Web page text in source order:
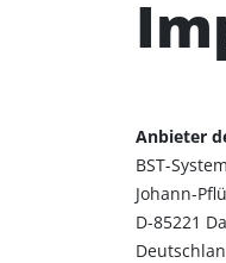
Anbieter
BST-
Johann-
D-85221